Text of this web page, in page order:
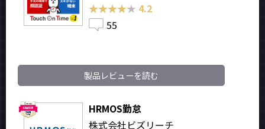
★★★★★
★★★★★ 4.2
55
製品レビューを読む
HRMOS勤怠
株式会社ビズリーチ